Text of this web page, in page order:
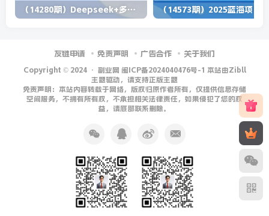
（14280期）Deepseek+多维表格，银行营销新利器，深度解析应用策略，提升营销效果
友链申请 免责声明 广告合作 关于我们
Copyright © 2024 · 副业网 闽ICP备2024040476号-1 本站由Zibll
主题驱动，请支持正版主题
免责声明：本站内容转载于网络，版权归原作者所有，仅提供信息存储
空间服务，不拥有所有权，不承担相关法律责任，如果侵犯了您的权
益，请底部联系删除。